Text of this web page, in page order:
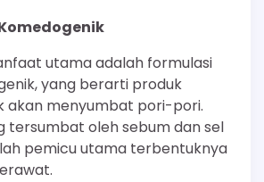
utama adalah formulasi
yang berarti produk
akan menyumbat pori-pori.
tersumbat oleh sebum dan sel
pemicu utama terbentuknya